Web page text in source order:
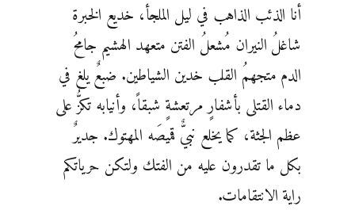
أنا الذئب الذاهب في ليل الملجأ، خديع الخبرة
شاغلُ النيران مُشعلُ الفتن متعهد الهشيم جامحُ
الدم متجهمُ القلب خدين الشياطين. ضبعٌ يلغ في
دماء القتلى بأشفارٍ مرتعشةٍ شبقاً، وأنيابه تكزُّ على
عظم الجثة، كما يخلع نبيٌّ قميصَه المهتوك. جديرٌ
بكل ما تقدرون عليه من الفتك ولتكن حرياتكم
راية الانتقامات.